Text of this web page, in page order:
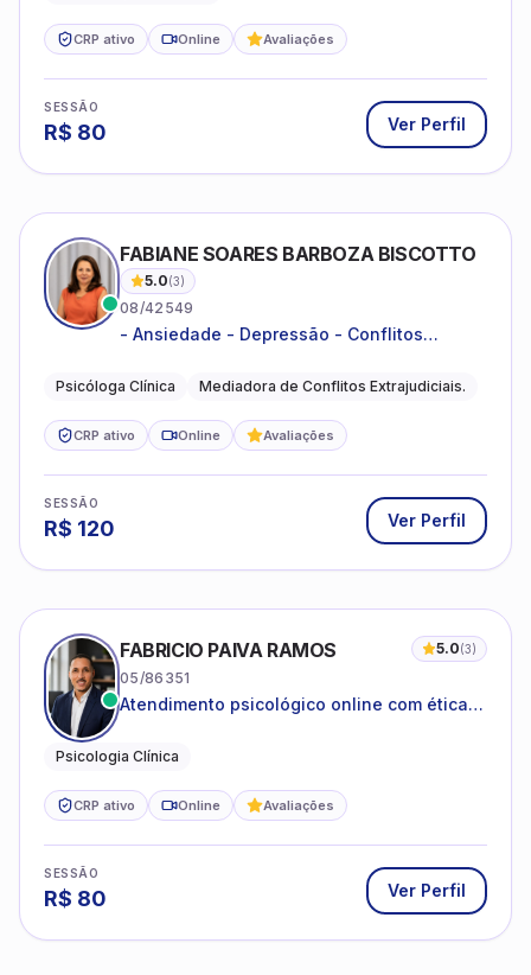
CRP ativo Online Avaliações
SESSÃO
R$ 80 Ver Perfil
FABIANE SOARES BARBOZA BISCOTTO
5.0(3)
08/42549
- Ansiedade - Depressão - Conflitos
relacionamentos - Autoestima -
Psicóloga Clínica Mediadora de Conflitos Extrajudiciais.
CRP ativo Online Avaliações
SESSÃO
R$ 120 Ver Perfil
FABRICIO PAIVA RAMOS 5.0(3)
05/86351
Atendimento psicológico online com ética,
Psicologia Clínica
CRP ativo Online Avaliações
SESSÃO
R$ 80 Ver Perfil